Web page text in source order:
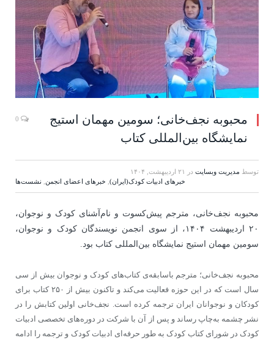
محبوبه نجف‌خانی؛ سومین مهمان استیج
نمایشگاه بین‌المللی کتاب
توسط مدیریت وبسایت در
۲۱ اردیبهشت, ۱۴۰۴
خبرهای ادبیات کودک(ایران), خبرهای اعضای انجمن, نشست‌ها
محبوبه نجف‌خانی، مترجم پیش‌کسوت و نام‌آشنای کودک و نوجوان،
۲۰ اردیبهشت ۱۴۰۴، از سوی انجمن نویسندگان کودک و نوجوان،
سومین مهمان استیج نمایشگاه بین‌المللی کتاب بود.
محبوبه نجف‌خانی؛ مترجم باسابقه‌ی کتاب‌های کودک و نوجوان بیش از سی
سال است که در این حوزه فعالیت می‌کند و تاکنون بیش از ۲۵۰ کتاب برای
کودکان و نوجوانان ایران ترجمه کرده است. نجف‌خانی اولین کتابش را در
نشر چشمه به‌چاپ رساند و پس از آن با شرکت در دوره‌های تخصصی ادبیات
کودک در شورای کتاب کودک به طور حرفه‌ای ادبیات کودک و ترجمه را ادامه